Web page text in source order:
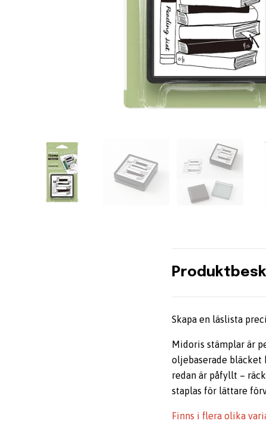
Skapa en läslista
Midoris stämplar är
oljebaserade bläcket
redan är påfyllt –
staplas för lättare
Finns i flera olika